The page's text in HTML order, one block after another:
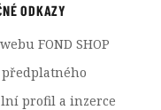
ODKAZY
FOND SHOP
profil a inzerce